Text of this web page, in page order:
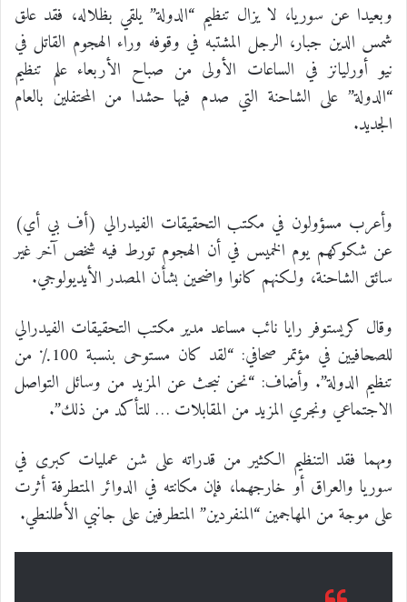
وبعيدا عن سوريا، لا يزال تنظيم “الدولة” يلقي بظلاله، فقد علق
شمس الدين جبار، الرجل المشتبه في وقوفه وراء الهجوم القاتل في
نيو أورليانز في الساعات الأولى من صباح الأربعاء علم تنظيم
“الدولة” على الشاحنة التي صدم فيها حشدا من المحتفلين بالعام
الجديد.
وأعرب مسؤولون في مكتب التحقيقات الفيدرالي (أف بي أي)
عن شكوكهم يوم الخميس في أن الهجوم تورط فيه شخص آخر غير
سائق الشاحنة، ولكنهم كانوا واضحين بشأن المصدر الأيديولوجي.
وقال كريستوفر رايا نائب مساعد مدير مكتب التحقيقات الفيدرالي
للصحافيين في مؤتمر صحافي: “لقد كان مستوحى بنسبة 100٪ من
تنظيم الدولة”. وأضاف: “نحن نبحث عن المزيد من وسائل التواصل
الاجتماعي ونجري المزيد من المقابلات … للتأكد من ذلك”.
ومهما فقد التنظيم الكثير من قدراته على شن عمليات كبرى في
سوريا والعراق أو خارجهما، فإن مكانته في الدوائر المتطرفة أثرت
على موجة من المهاجمين “المنفردين” المتطرفين على جانبي الأطلنطي.